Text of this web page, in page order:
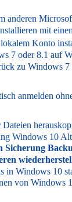
anderen
mit
Konto
7 oder 8.1 auf
zu Windows 7
anmelden
Windows 10
Sicherung
in Windows 10
von Windows